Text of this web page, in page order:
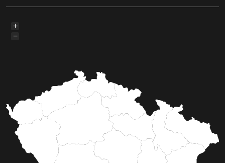
+
−